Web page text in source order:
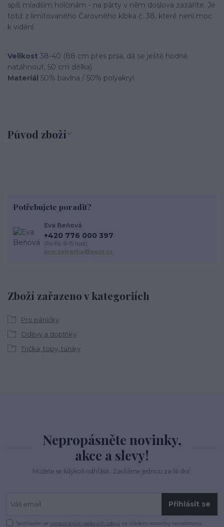
spíš mladším holčinám - na párty v něm doslova zazáříte. Je
totiž z limitovaného Čarovného klbka č. 38, které není moc
k vidění.
Velikost 38-40 (88 cm přes prsa, dá se ještě hodně
natáhnout, 50 cm délka)
Materiál 50% bavlna / 50% polyakryl
Původ zboží
Zboží zařazeno v kategoriích
Pro páníčky
Oděvy a doplňky
Trička, topy, tuniky
Potřebujete poradit?
Eva Beňová
+420 776 000 397
(Po-Pá, 9-15 hod.)
pro-zviratka@post.cz
Nepropásněte novinky,
akce a slevy!
Můžete se kdykoli odhlásit. Zasíláme jednou za 14 dní.
Přihlásit se
Souhlasím se zpracováním osobních údajů za účelem rozesílky newsletteru.